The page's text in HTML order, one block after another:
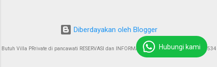
Diberdayakan oleh Blogger
Butuh Villa PRrivate di pancawati RESERVASI dan INFORMASI : 085774223718 / 0818153534
Hubungi kami